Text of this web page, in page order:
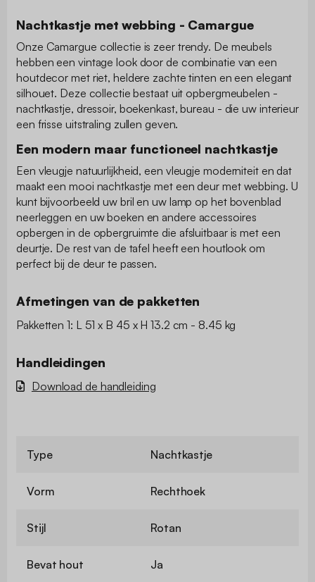
Nachtkastje met webbing - Camargue
Onze Camargue collectie is zeer trendy. De meubels
hebben een vintage look door de combinatie van een
houtdecor met riet, heldere zachte tinten en een elegant
silhouet. Deze collectie bestaat uit opbergmeubelen -
nachtkastje, dressoir, boekenkast, bureau - die uw interieur
een frisse uitstraling zullen geven.
Een modern maar functioneel nachtkastje
Een vleugje natuurlijkheid, een vleugje moderniteit en dat
maakt een mooi nachtkastje met een deur met webbing. U
kunt bijvoorbeeld uw bril en uw lamp op het bovenblad
neerleggen en uw boeken en andere accessoires
opbergen in de opbergruimte die afsluitbaar is met een
deurtje. De rest van de tafel heeft een houtlook om
perfect bij de deur te passen.
Afmetingen van de pakketten
Pakketten 1: L 51 x B 45 x H 13.2 cm - 8.45 kg
Handleidingen
Download de handleiding
Type Nachtkastje
Vorm Rechthoek
Stijl Rotan
Bevat hout Ja